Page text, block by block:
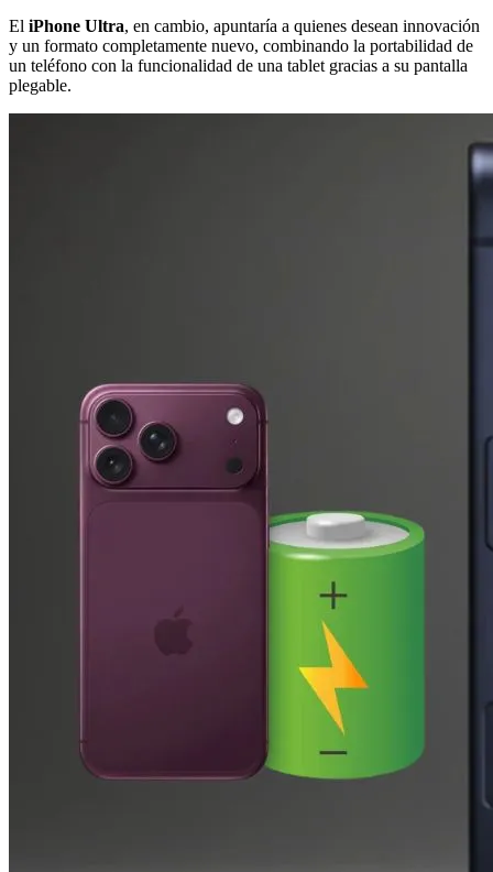
El iPhone Ultra, en cambio, apuntaría a quienes desean innovación
y un formato completamente nuevo, combinando la portabilidad de
un teléfono con la funcionalidad de una tablet gracias a su pantalla
plegable.